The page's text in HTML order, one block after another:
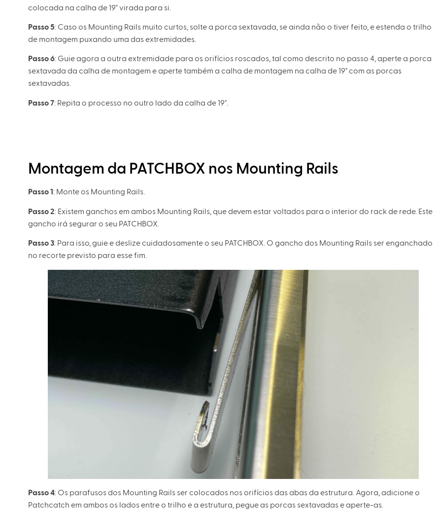
colocada na calha de 19" virada para si.
Passo 5: Caso os Mounting Rails muito curtos, solte a porca sextavada, se ainda não o tiver feito, e estenda o trilho
de montagem puxando uma das extremidades.
Passo 6: Guie agora a outra extremidade para os orifícios roscados, tal como descrito no passo 4, aperte a porca
sextavada da calha de montagem e aperte também a calha de montagem na calha de 19" com as porcas
sextavadas.
Passo 7: Repita o processo no outro lado da calha de 19".
Montagem da PATCHBOX nos Mounting Rails
Passo 1 : Monte os Mounting Rails.
Passo 2: Existem ganchos em ambos Mounting Rails, que devem estar voltados para o interior do rack de rede. Este
gancho irá segurar o seu PATCHBOX.
Passo 3: Para isso, guie e deslize cuidadosamente o seu PATCHBOX. O gancho dos Mounting Rails ser enganchado
no recorte previsto para esse fim.
Passo 4: Os parafusos dos Mounting Rails ser colocados nos orifícios das abas da estrutura. Agora, adicione o
Patchcatch em ambos os lados entre o trilho e a estrutura, pegue as porcas sextavadas e aperte-as.